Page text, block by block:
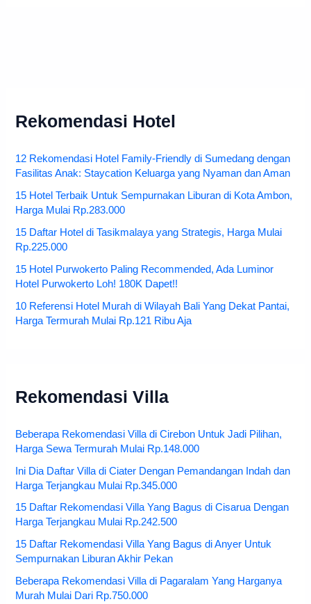
Rekomendasi Hotel
12 Rekomendasi Hotel Family-Friendly di Sumedang dengan
Fasilitas Anak: Staycation Keluarga yang Nyaman dan Aman
15 Hotel Terbaik Untuk Sempurnakan Liburan di Kota Ambon,
Harga Mulai Rp.283.000
15 Daftar Hotel di Tasikmalaya yang Strategis, Harga Mulai
Rp.225.000
15 Hotel Purwokerto Paling Recommended, Ada Luminor
Hotel Purwokerto Loh! 180K Dapet!!
10 Referensi Hotel Murah di Wilayah Bali Yang Dekat Pantai,
Harga Termurah Mulai Rp.121 Ribu Aja
Rekomendasi Villa
Beberapa Rekomendasi Villa di Cirebon Untuk Jadi Pilihan,
Harga Sewa Termurah Mulai Rp.148.000
Ini Dia Daftar Villa di Ciater Dengan Pemandangan Indah dan
Harga Terjangkau Mulai Rp.345.000
15 Daftar Rekomendasi Villa Yang Bagus di Cisarua Dengan
Harga Terjangkau Mulai Rp.242.500
15 Daftar Rekomendasi Villa Yang Bagus di Anyer Untuk
Sempurnakan Liburan Akhir Pekan
Beberapa Rekomendasi Villa di Pagaralam Yang Harganya
Murah Mulai Dari Rp.750.000